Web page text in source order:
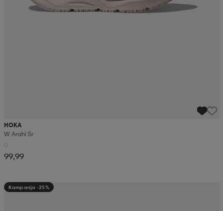
HOKA
W Arahi Sr
99,99
Kampanja -25%